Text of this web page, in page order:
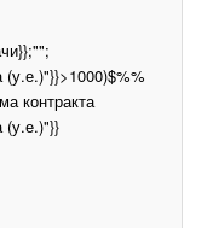
контракта
(у.е.)"}}